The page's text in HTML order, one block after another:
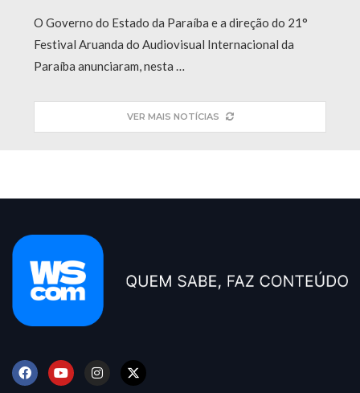
O Governo do Estado da Paraíba e a direção do 21°
Festival Aruanda do Audiovisual Internacional da
Paraíba anunciaram, nesta …
VER MAIS NOTÍCIAS